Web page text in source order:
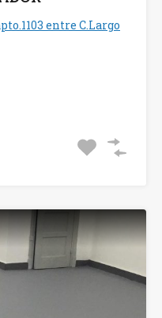
entre C.Largo